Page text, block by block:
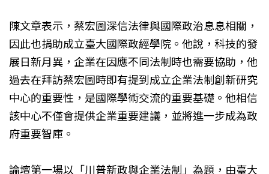
陳文章表示，蔡宏圖深信法律與國際政治息息相關，
因此也捐助成立臺大國際政經學院。他說，科技的發
展日新月異，企業在因應不同法制時也需要協助，他
過去在拜訪蔡宏圖時即有提到成立企業法制創新研究
中心的重要性，是國際學術交流的重要基礎。他相信
該中心不僅會提供企業重要建議，並將進一步成為政
府重要智庫。
論壇第一場以「川普新政與企業法制」為題，由臺大